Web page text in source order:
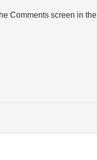
Comments screen in the